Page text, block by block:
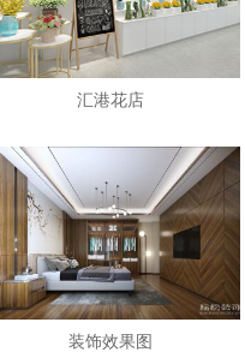
汇港花店
装饰效果图